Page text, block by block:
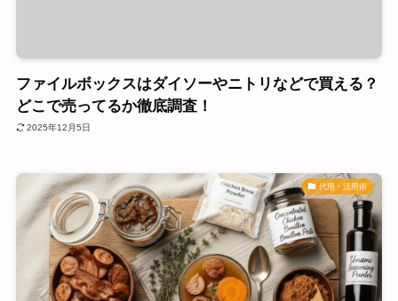
ファイルボックスはダイソーやニトリなどで買える？
どこで売ってるか徹底調査！
2025年12月5日
代用・活用術